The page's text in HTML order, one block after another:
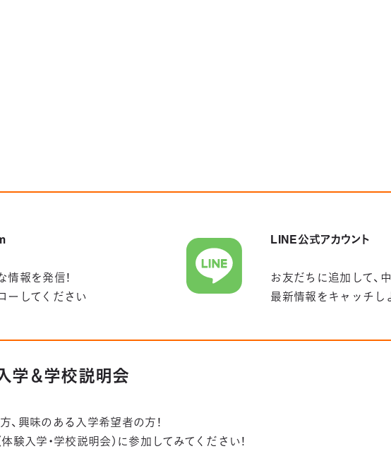
情報を発信！
ーしてください
LINE公式アカウント
お友だちに追加して、
最新情報をキャッチし
学＆学校説明会
、興味のある入学希望者の方！
入学・学校説明会）に参加してみてください！